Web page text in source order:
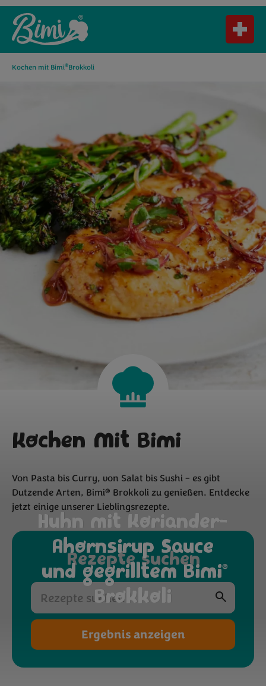
Kochen mit Bimi®Brokkoli
Huhn mit Koriander-
Ahornsirup Sauce
und gegrilltem Bimi®
Brokkoli
Kochen Mit Bimi
Von Pasta bis Curry, von Salat bis Sushi – es gibt
Dutzende Arten, Bimi® Brokkoli zu genießen. Entdecke
jetzt einige unserer Lieblingsrezepte.
Rezepte suchen
Ergebnis anzeigen